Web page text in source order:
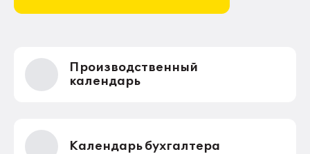
Производственный
календарь
Календарь бухгалтера